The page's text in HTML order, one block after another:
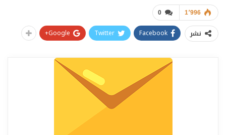
0 1٬996
نشر Facebook
Twitter
Google+